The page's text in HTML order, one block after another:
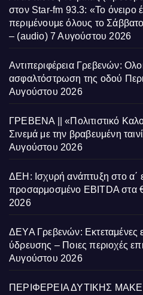
στον Star-fm 93.3: «Το όνειρο
περιμένουμε όλους το
– (audio) 7 Αυγούστου 2026
Αντιπεριφέρεια Γρεβενών:
ασφαλτόστρωση της οδού
Αυγούστου 2026
ΓΡΕΒΕΝΑ || «Πολιτιστικό
Σινεμά με την βραβευμένη
Αυγούστου 2026
ΔΕΗ: Ισχυρή ανάπτυξη στο α΄
προσαρμοσμένο EBITDA στα
2026
ΔΕΥΑ Γρεβενών: Εκτεταμένες
ύδρευσης – Ποιες περιοχές
Αυγούστου 2026
ΠΕΡΙΦΕΡΕΙΑ ΔΥΤΙΚΗΣ